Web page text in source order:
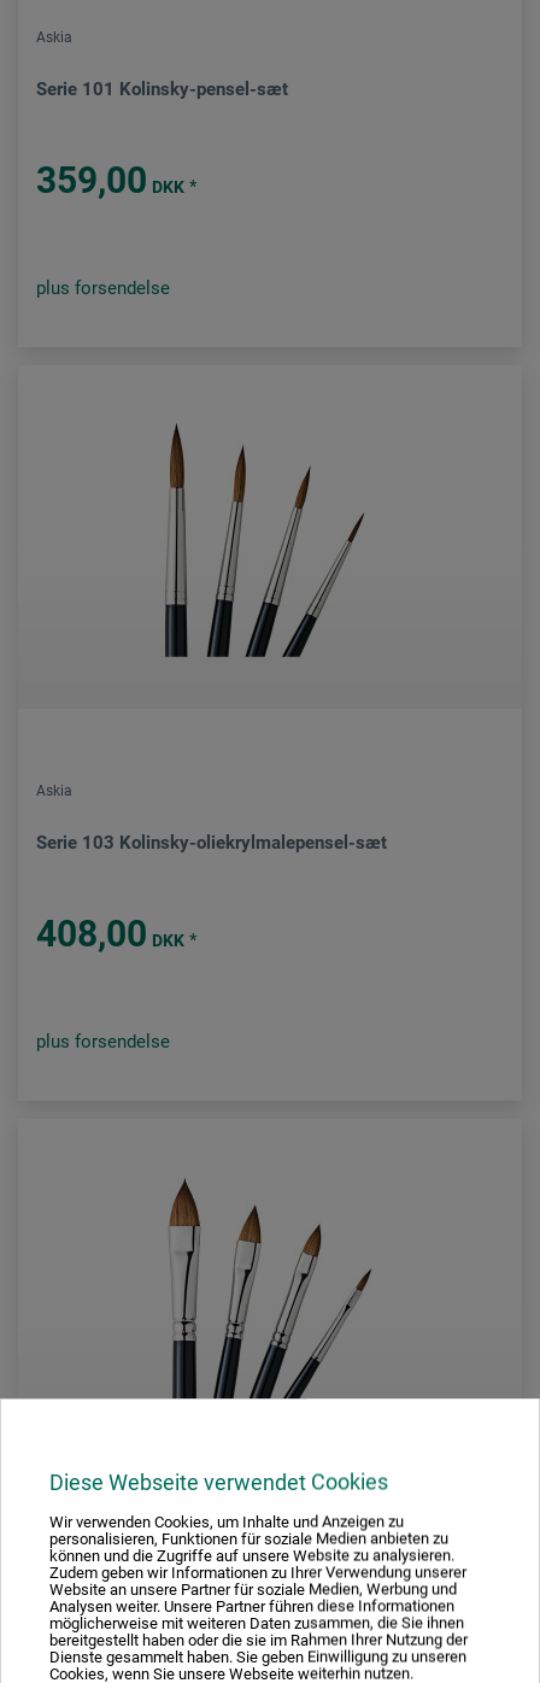
Diese Webseite verwendet Cookies
Wir verwenden Cookies, um Inhalte und Anzeigen zu
personalisieren, Funktionen für soziale Medien anbieten zu
können und die Zugriffe auf unsere Website zu analysieren.
Zudem geben wir Informationen zu Ihrer Verwendung unserer
Website an unsere Partner für soziale Medien, Werbung und
Analysen weiter. Unsere Partner führen diese Informationen
möglicherweise mit weiteren Daten zusammen, die Sie ihnen
bereitgestellt haben oder die sie im Rahmen Ihrer Nutzung der
Dienste gesammelt haben. Sie geben Einwilligung zu unseren
Cookies, wenn Sie unsere Webseite weiterhin nutzen.
Askia
Serie 101 Kolinsky-pensel-sæt
359,00 DKK *
plus forsendelse
Askia
Serie 103 Kolinsky-oliekrylmalepensel-sæt
408,00 DKK *
plus forsendelse
Askia
Serie 102Kolinsky-pensel-sæt